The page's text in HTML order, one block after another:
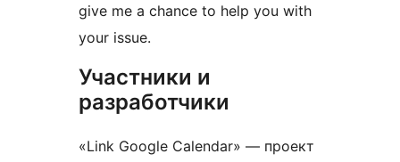
give me a chance to help you with
your issue.
Участники и
разработчики
«Link Google Calendar» — проект